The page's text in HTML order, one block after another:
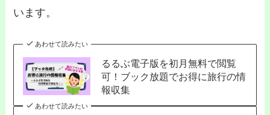
います。
あわせて読みたい
るるぶ電子版を初月無料で閲覧
可！ブック放題でお得に旅行の情
報収集
あわせて読みたい